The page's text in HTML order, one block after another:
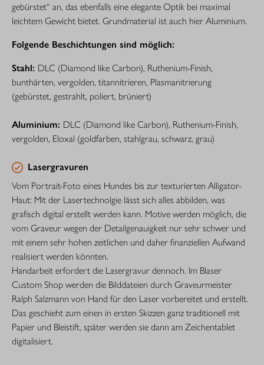
gebürstet“ an, das ebenfalls eine elegante Optik bei maximal
leichtem Gewicht bietet. Grundmaterial ist auch hier Aluminium.
Folgende Beschichtungen sind möglich:
Stahl: DLC (Diamond like Carbon), Ruthenium-Finish,
bunthärten, vergolden, titannitrieren, Plasmanitrierung
(gebürstet, gestrahlt, poliert, brüniert)
Aluminium: DLC (Diamond like Carbon), Ruthenium-­Finish,
vergolden, Eloxal (goldfarben, stahlgrau, schwarz, grau)
Lasergravuren
Vom Portrait-Foto eines Hundes bis zur texturierten Alligator-
Haut: Mit der Lasertechnolgie lässt sich alles abbilden, was
grafisch digital erstellt werden kann. Motive werden möglich, die
vom Graveur wegen der Detailgenauigkeit nur sehr schwer und
mit einem sehr hohen zeitlichen und daher finanziellen Aufwand
realisiert werden könnten.
Handarbeit erfordert die Lasergravur dennoch. Im Blaser
Custom Shop werden die Bilddateien durch Graveurmeister
Ralph Salzmann von Hand für den Laser vorbereitet und erstellt.
Das geschieht zum einen in ersten Skizzen ganz traditionell mit
Papier und Bleistift, später werden sie dann am Zeichentablet
digitalisiert.